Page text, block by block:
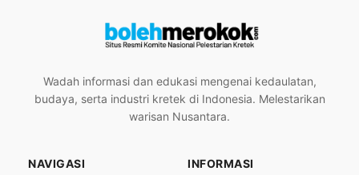
Wadah informasi dan edukasi mengenai kedaulatan,
budaya, serta industri kretek di Indonesia. Melestarikan
warisan Nusantara.
NAVIGASI INFORMASI